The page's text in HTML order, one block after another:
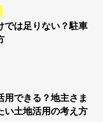
では足りない？駐車
用できる？地主さま
い土地活用の考え方